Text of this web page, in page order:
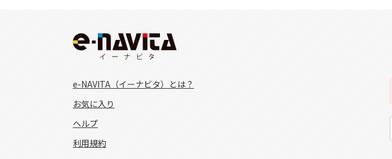
e-NAVITA（イーナビタ）とは？
お気に入り
ヘルプ
利用規約